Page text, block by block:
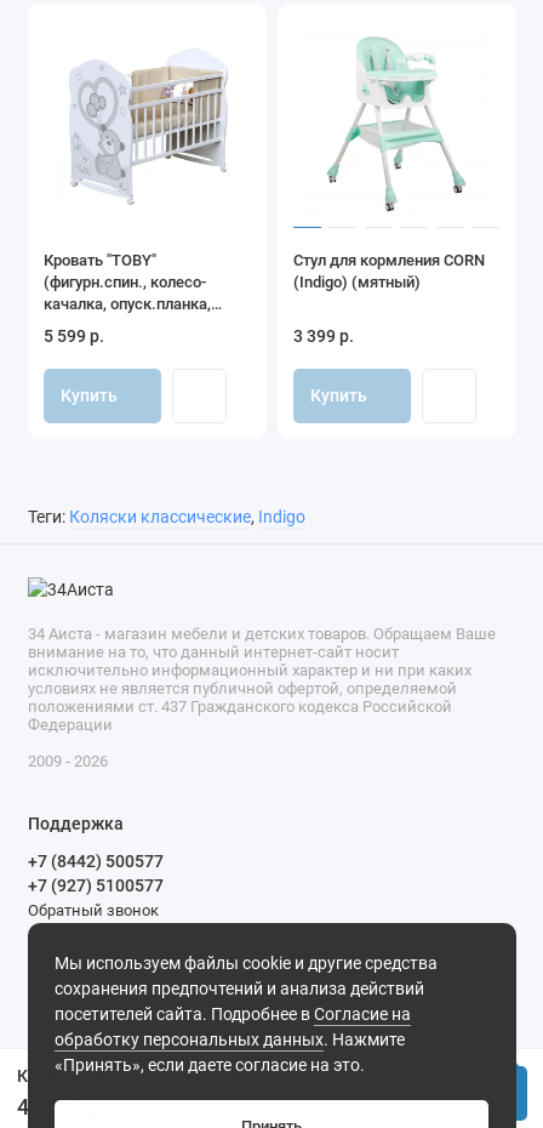
Коляска INDIGO Special Plus 14" (Indigo) (Is 01 (белая кожа))
43 199 р.
Кровать "TOBY"
(фигурн.спин., колесо-
качалка, опуск.планка,
(белый)
5 599 р.
Купить
Стул для кормления CORN
(Indigo) (мятный)
3 399 р.
Купить
Теги: Коляски классические, Indigo
Мы используем файлы cookie и другие средства
сохранения предпочтений и анализа действий
посетителей сайта. Подробнее вСогласие на
обработку персональных данных. Нажмите
«Принять», если даете согласие на это.
34 Аиста - магазин мебели и детских товаров. Обращаем Ваше
внимание на то, что данный интернет-сайт носит
исключительно информационный характер и ни при каких
условиях не является публичной офертой, определяемой
положениями ст. 437 Гражданского кодекса Российской
Федерации
2009 - 2026
Поддержка
+7 (8442) 500577
+7 (927) 5100577
Обратный звонок
Мы в сети